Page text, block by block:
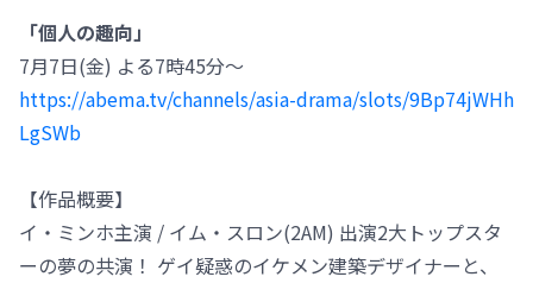
「個人の趣向」
7月7日(金) よる7時45分～
https://abema.tv/channels/asia-drama/slots/9Bp74jWHh
LgSWb
【作品概要】
イ・ミンホ主演 / イム・スロン(2AM) 出演2大トップスタ
ーの夢の共演！ ゲイ疑惑のイケメン建築デザイナーと、